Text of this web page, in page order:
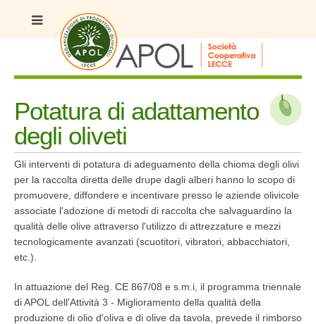
Potatura di adattamento
degli oliveti
Gli interventi di potatura di adeguamento della chioma degli olivi
per la raccolta diretta delle drupe dagli alberi hanno lo scopo di
promuovere, diffondere e incentivare presso le aziende olivicole
associate l'adozione di metodi di raccolta che salvaguardino la
qualità delle olive attraverso l'utilizzo di attrezzature e mezzi
tecnologicamente avanzati (scuotitori, vibratori, abbacchiatori,
etc.).
In attuazione del Reg. CE 867/08 e s.m.i, il programma triennale
di APOL dell'Attività 3 - Miglioramento della qualità della
produzione di olio d'oliva e di olive da tavola, prevede il rimborso